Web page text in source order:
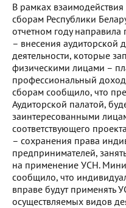
В рамках
сборам Республики
отчетном году
– внесения аудиторской
деятельности, которые
физическими лицами –
профессиональный
сборам сообщило, что
Аудиторской палатой,
заинтересованными
соответствующего
– сохранения права
предпринимателей,
на применение УСН.
сообщило, что
вправе будут применять
осуществляемых видов